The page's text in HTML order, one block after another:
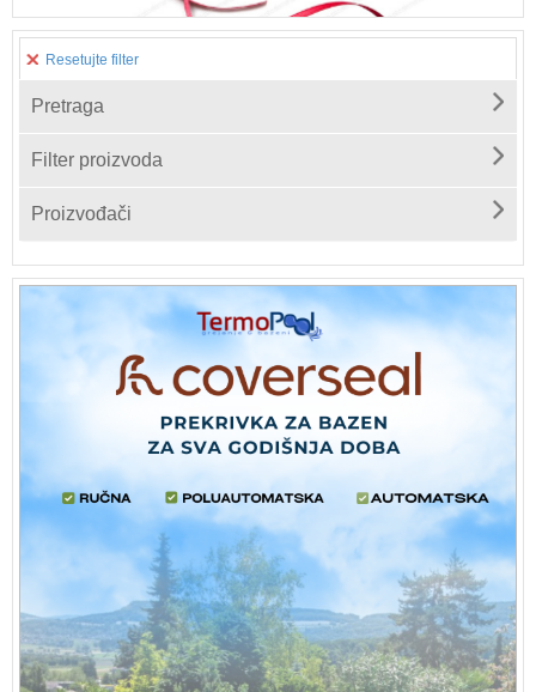
Resetujte filter
Pretraga
Filter proizvoda
Proizvođači